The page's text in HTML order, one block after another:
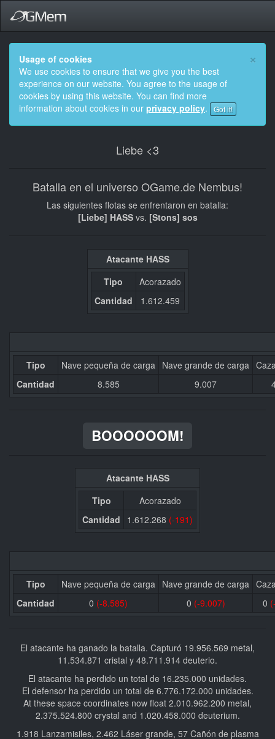
×
Usage of cookies
We use cookies to ensure that we give you the best
experience on our website. You agree to the usage of
cookies by using this website. You can find more
information about cookies in our privacy policy. Got it!
Liebe <3
Batalla en el universo OGame.de Nembus!
Las siguientes flotas se enfrentaron en batalla:
[Liebe] HASSvs. [Stons] sos
Atacante HASS
Tipo
Acorazado
Cantidad
1.612.459
Tipo Nave pequeña de carga Nave grande de carga
Cantidad
8.585 9.007
BOOOOOOM!
Atacante HASS
Tipo
Acorazado
Cantidad
1.612.268 (-191)
Tipo Nave pequeña de carga Nave grande de carga
Cantidad
0 (-8.585) 0 (-9.007) 0
El atacante ha ganado la batalla. Capturó 19.956.569 metal,
11.534.871 cristal y 48.711.914 deuterio.
El atacante ha perdido un total de 16.235.000 unidades.
El defensor ha perdido un total de 6.776.172.000 unidades.
At these space coordinates now float 2.010.962.200 metal,
2.375.524.800 crystal and 1.020.458.000 deuterium.
1.918 Lanzamisiles, 2.462 Láser grande, 57 Cañón de plasma